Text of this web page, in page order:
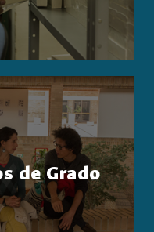
de Grado